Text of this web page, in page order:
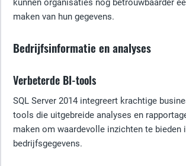
kunnen organisaties nog betrouwbaarder
maken van hun gegevens.
Bedrijfsinformatie en analyses
Verbeterde BI-tools
SQL Server 2014 integreert krachtige
tools die uitgebreide analyses en
maken om waardevolle inzichten te bieden
bedrijfsgegevens.